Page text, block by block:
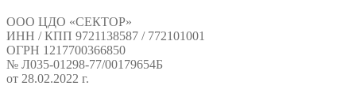
ООО ЦДО «СЕКТОР»
ИНН / КПП 9721138587 / 772101001
ОГРН 1217700366850
№ Л035-01298-77/00179654Б
от 28.02.2022 г.